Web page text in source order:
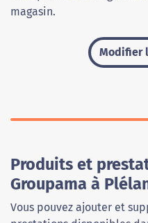
magasin.
Modifier
Produits et
Groupama à
Vous pouvez ajouter et